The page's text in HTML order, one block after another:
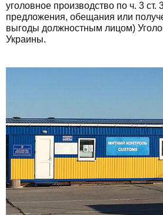
уголовное производство по ч. 3 ст.
предложения, обещания или
выгоды должностным лицом)
Украины.